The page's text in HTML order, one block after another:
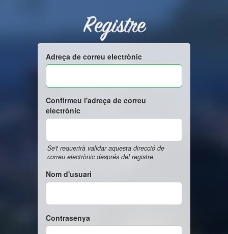
Registre
Adreça de correu electrònic
Confirmeu l'adreça de correu
electrònic
Se't requerirà validar aquesta direcció de
correu electrònic després del registre.
Nom d'usuari
Contrasenya